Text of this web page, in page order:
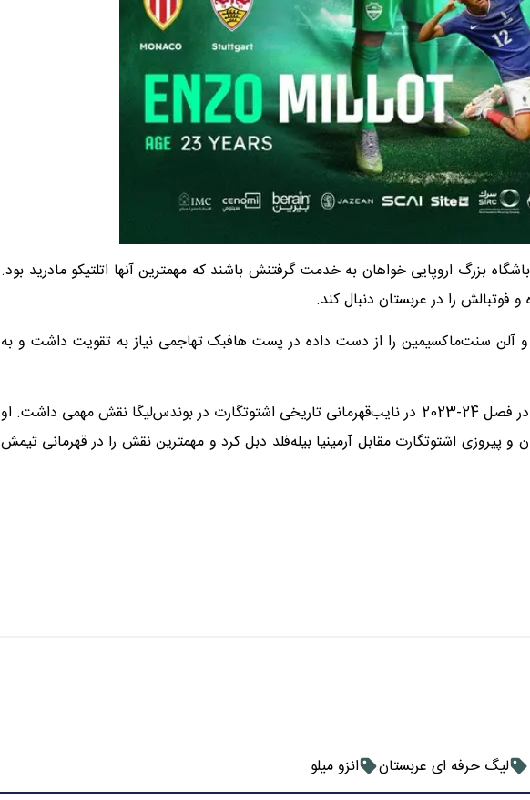
بزرگ اروپایی ‌خواهان به خدمت گرفتنش باشند که مهمترین آنها اتلتیکو مادرید ‌بود.
فوتبالش را در ‌عربستان دنبال کند.
و آلن سنت‌ماکسیمین ‌را از دست داده در پست هافبک تهاجمی نیاز به تقویت داشت و به
انزو میلو علاوه بر درخشش در فصل گذشته، در فصل 24-2023 در ‌نایب‌قهرمانی تاریخی اشتوتگارت در بوندس‌لیگا نقش مهمی داشت. ‌او
پیروزی ‌اشتوتگارت مقابل آرمینیا بیله‌فلد دبل کرد و مهمترین نقش را در ‌قهرمانی تیمش
لیگ حرفه ای عربستان انزو میلو